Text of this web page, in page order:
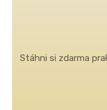
Stáhni si zdarma